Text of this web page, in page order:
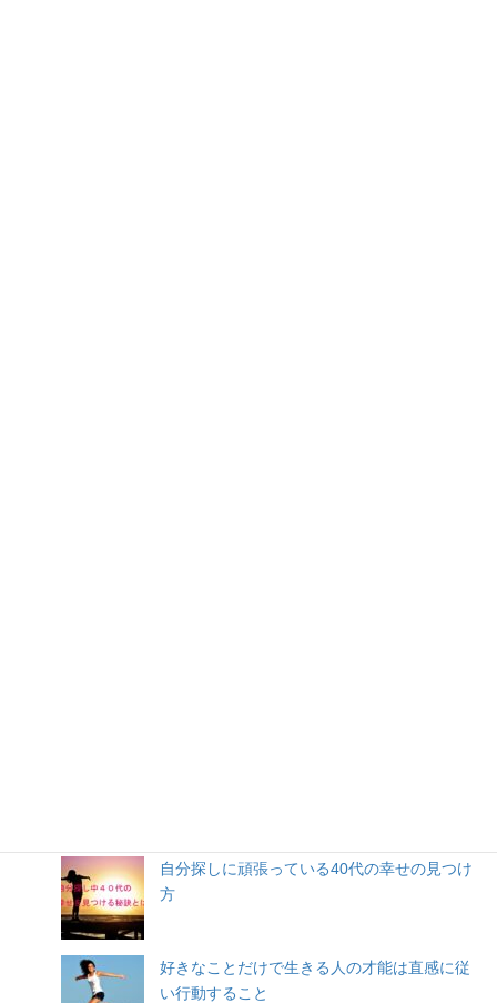
自分探しに頑張っている40代の幸せの見つけ
方
好きなことだけで生きる人の才能は直感に従
い行動すること